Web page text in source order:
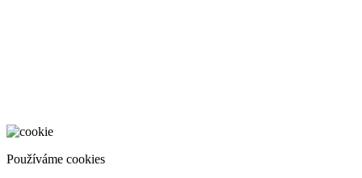
Používáme cookies